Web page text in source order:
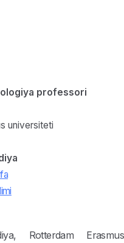
professori
universiteti
Rotterdam Erasmus